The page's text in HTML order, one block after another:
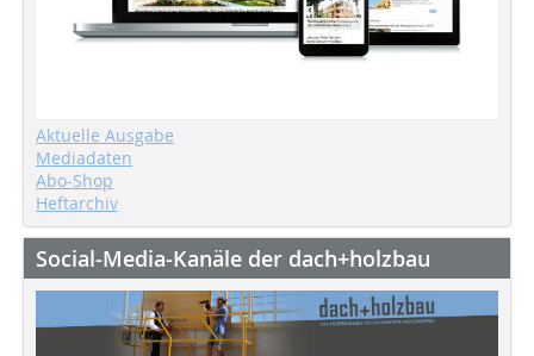
Aktuelle Ausgabe
Mediadaten
Abo-Shop
Heftarchiv
Social-Media-Kanäle der dach+holzbau